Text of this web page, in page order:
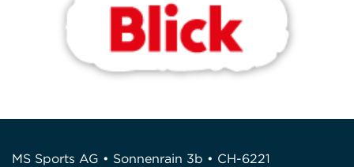
MS Sports AG • Sonnenrain 3b • CH-6221